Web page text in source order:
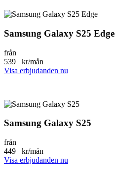
Samsung Galaxy S25 Edge
från
539 kr/mån
Visa erbjudanden nu
Samsung Galaxy S25
från
449 kr/mån
Visa erbjudanden nu